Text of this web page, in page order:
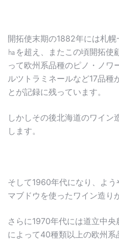
開拓使末期の1882年には札
㏊を超え、またこの頃開拓使
って欧州系品種のピノ・ノワ
ルツトラミネールなど17品種
とが記録に残っています。
しかしその後北海道のワイン
します。
そして1960年代になり、よ
マブドウを使ったワイン造り
さらに1970年代には道立中
によって40種類以上の欧州